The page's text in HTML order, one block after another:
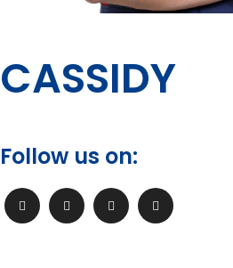
CASSIDY
Follow us on: